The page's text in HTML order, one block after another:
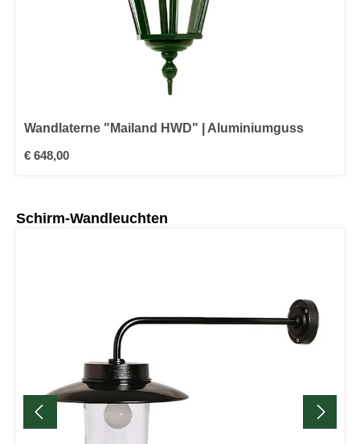
Wandlaterne "Mailand HWD" | Aluminiumguss
Regulärer Preis:
€ 648,00
Produktgalerie überspringen
Schirm-Wandleuchten